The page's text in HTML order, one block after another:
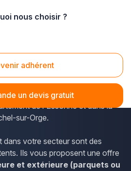
nous choisir ?
adhérent
un devis gratuit
sur-Orge (91240)
France se trouvent sur plus-
notamment les prestataires
de l'Essonne et dans la
sur-Orge.
dans votre secteur sont des
Ils vous proposent une offre
et extérieure (parquets ou